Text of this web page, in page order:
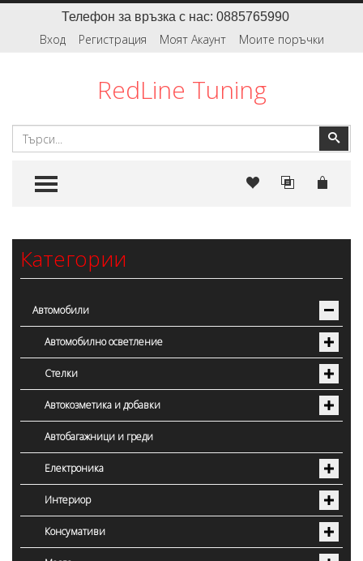
Телефон за връзка с нас: 0885765990
Вход Регистрация Моят Акаунт Моите поръчки
RedLine Tuning
TOGGLE MENU
Категории
Автомобили
Автомобилно осветление
Стелки
Автокозметика и добавки
Автобагажници и греди
Електроника
Интериор
Консумативи